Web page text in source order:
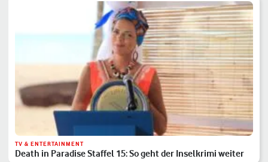
TV & ENTERTAINMENT
Death in Paradise Staffel 15: So geht der Inselkrimi weiter